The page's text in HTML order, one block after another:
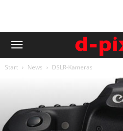
Start News DSLR-Kameras